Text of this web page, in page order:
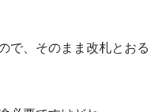
で、そのまま改札とおる